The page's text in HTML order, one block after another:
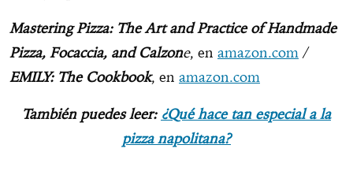
Mastering Pizza: The Art and Practice of Handmade
Pizza, Focaccia, and Calzone, en amazon.com /
EMILY: The Cookbook, en amazon.com
También puedes leer: ¿Qué hace tan especial a la
pizza napolitana?